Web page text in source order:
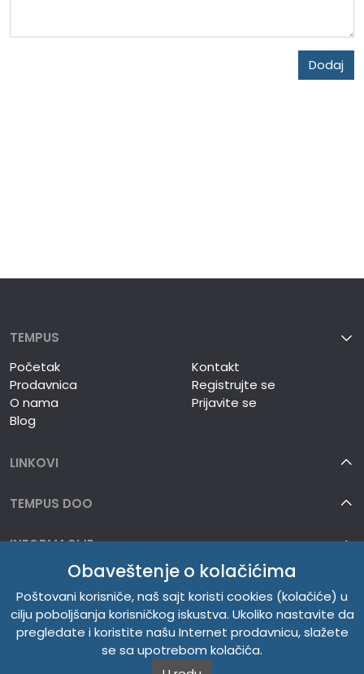
Dodaj
TEMPUS
Početak
Prodavnica
O nama
Blog
Kontakt
Registrujte se
Prijavite se
LINKOVI
TEMPUS DOO
INFORMACIJE
Obaveštenje o kolačićima
Poštovani korisniče, naš sajt koristi cookies (kolačiće) u
cilju poboljšanja korisničkog iskustva. Ukoliko nastavite da
pregledate i koristite našu Internet prodavnicu, slažete
se sa upotrebom kolačića.